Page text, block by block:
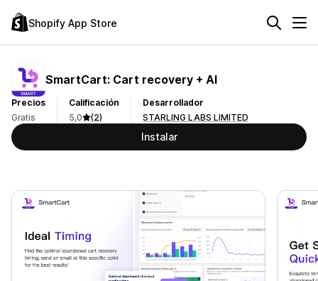
Shopify App Store
SmartCart: Cart recovery + AI
Precios
Gratis
Calificación
5,0
(2)
Desarrollador
STARLING LABS LIMITED
Instalar